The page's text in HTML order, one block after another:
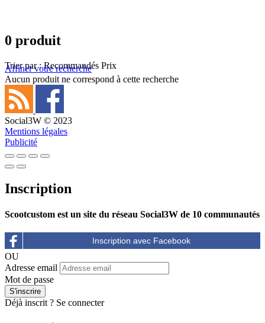
0 produit
Trier par : Recommandés Prix
Affiner votre recherche
Aucun produit ne correspond à cette recherche
Social3W © 2023
Mentions légales
Publicité
Inscription
Scootcustom est un site du réseau Social3W de 10 communautés
OU
Adresse email
Mot de passe
Déjà inscrit ? Se connecter